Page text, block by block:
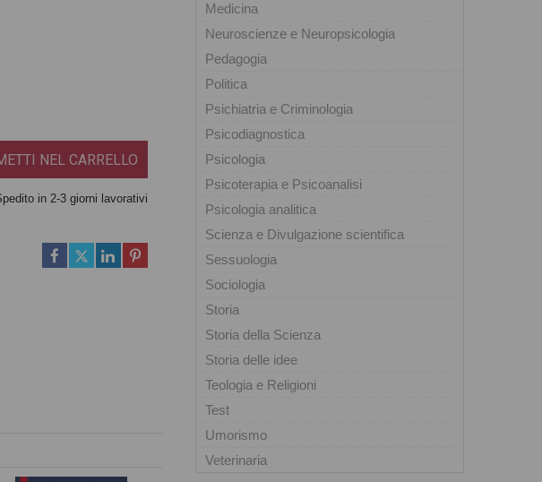
NEL CARRELLO
in 2-3 giorni lavorativi
Medicina
Neuroscienze e Neuropsicologia
Pedagogia
Politica
Psichiatria e Criminologia
Psicodiagnostica
Psicologia
Psicoterapia e Psicoanalisi
Psicologia analitica
Scienza e Divulgazione scientifica
Sessuologia
Sociologia
Storia
Storia della Scienza
Storia delle idee
Teologia e Religioni
Test
Umorismo
Veterinaria